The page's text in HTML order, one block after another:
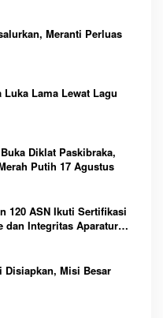
Meranti Perluas
Lama Lewat Lagu
Diklat Paskibraka,
Putih 17 Agustus
120 ASN Ikuti Sertifikasi
dan Integritas Aparatur
Disiapkan, Misi Besar